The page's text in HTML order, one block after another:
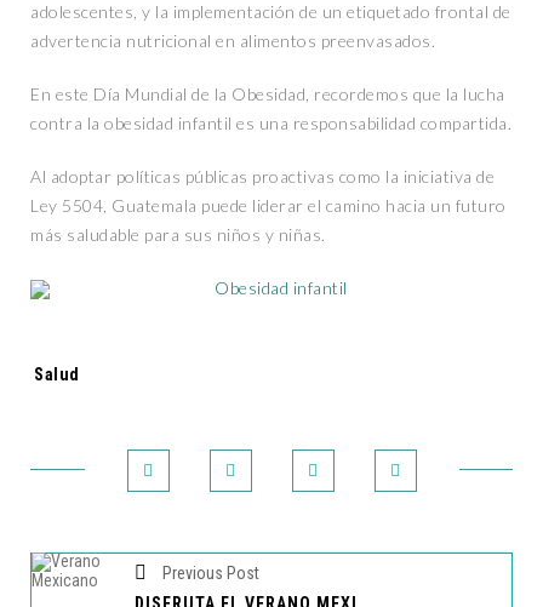
adolescentes, y la implementación de un etiquetado frontal de
advertencia nutricional en alimentos preenvasados.
En este Día Mundial de la Obesidad, recordemos que la lucha
contra la obesidad infantil es una responsabilidad compartida.
Al adoptar políticas públicas proactivas como la iniciativa de
Ley 5504, Guatemala puede liderar el camino hacia un futuro
más saludable para sus niños y niñas.
Tags:
Salud
Previous Post